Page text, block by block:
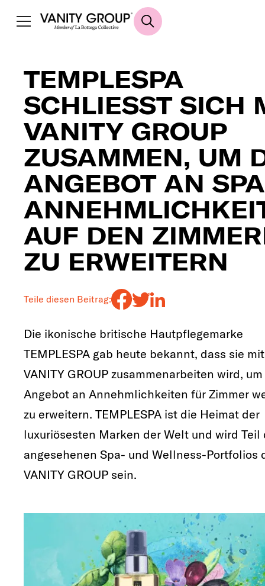
TEMPLESPA
SCHLIESST SICH
VANITY GROUP
ZUSAMMEN, UM
ANGEBOT AN
AUF DEN
ZU ERWEITERN
Teile diesen Beitrag:
Die ikonische britische Hautpflegemarke
TEMPLESPA gab heute bekannt, dass sie
VANITY GROUP zusammenarbeiten wird,
Angebot an Annehmlichkeiten für Zimmer
zu erweitern. TEMPLESPA ist die Heimat der
luxuriösesten Marken der Welt und wird Teil
angesehenen Spa- und Wellness-Portfolios
VANITY GROUP sein.